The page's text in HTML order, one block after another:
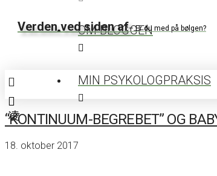
OM BLOGGEN
MIN PSYKOLOGPRAKSIS
Verden ved siden af– Er du med på bølgen?
“KONTINUUM-BEGREBET” OG
18. oktober 2017